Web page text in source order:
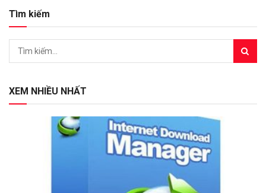
Tìm kiếm
XEM NHIỀU NHẤT